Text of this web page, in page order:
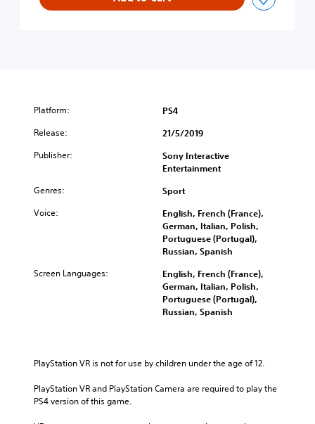
Platform: PS4
Release: 21/5/2019
Publisher:
Sony Interactive
Entertainment
Genres: Sport
Voice:
English, French (France),
German, Italian, Polish,
Portuguese (Portugal),
Russian, Spanish
Screen Languages:
English, French (France),
German, Italian, Polish,
Portuguese (Portugal),
Russian, Spanish
PlayStation VR is not for use by children under the age of 12.
PlayStation VR and PlayStation Camera are required to play the
PS4 version of this game.